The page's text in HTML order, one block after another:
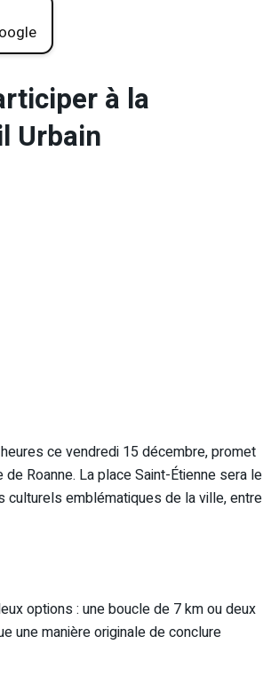
à la
Urbain
ce vendredi 15 décembre, promet
Roanne. La place Saint-Étienne sera le
culturels emblématiques de la ville, entre
options : une boucle de 7 km ou deux
une manière originale de conclure